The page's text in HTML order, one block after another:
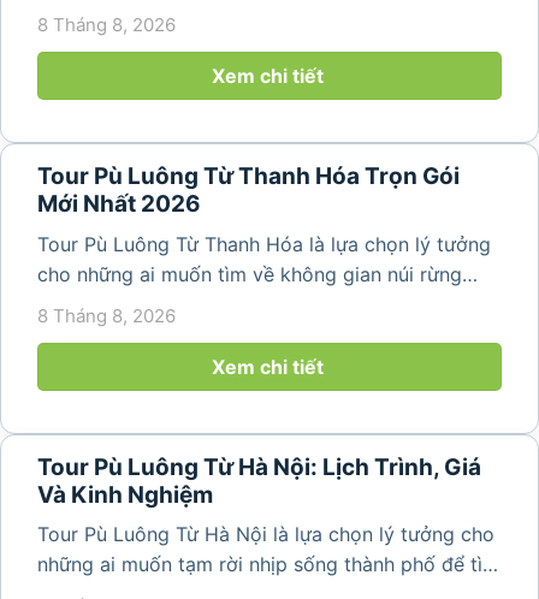
bản làng và tận hưởng không gian nghỉ dưỡng yên
8 Tháng 8, 2026
Xem chi tiết
Tour Pù Luông Từ Thanh Hóa Trọn Gói
Mới Nhất 2026
Tour Pù Luông Từ Thanh Hóa là lựa chọn lý tưởng
cho những ai muốn tìm về không gian núi rừng
trong lành, ruộng bậc thang xanh mướt và những
bản làng bình yên ngay trong một hành trình ngắn
ngày. Không cần di chuyển...
8 Tháng 8, 2026
Xem chi tiết
Tour Pù Luông Từ Hà Nội: Lịch Trình, Giá
Và Kinh Nghiệm
Tour Pù Luông Từ Hà Nội là lựa chọn lý tưởng cho
những ai muốn tạm rời nhịp sống thành phố để tìm